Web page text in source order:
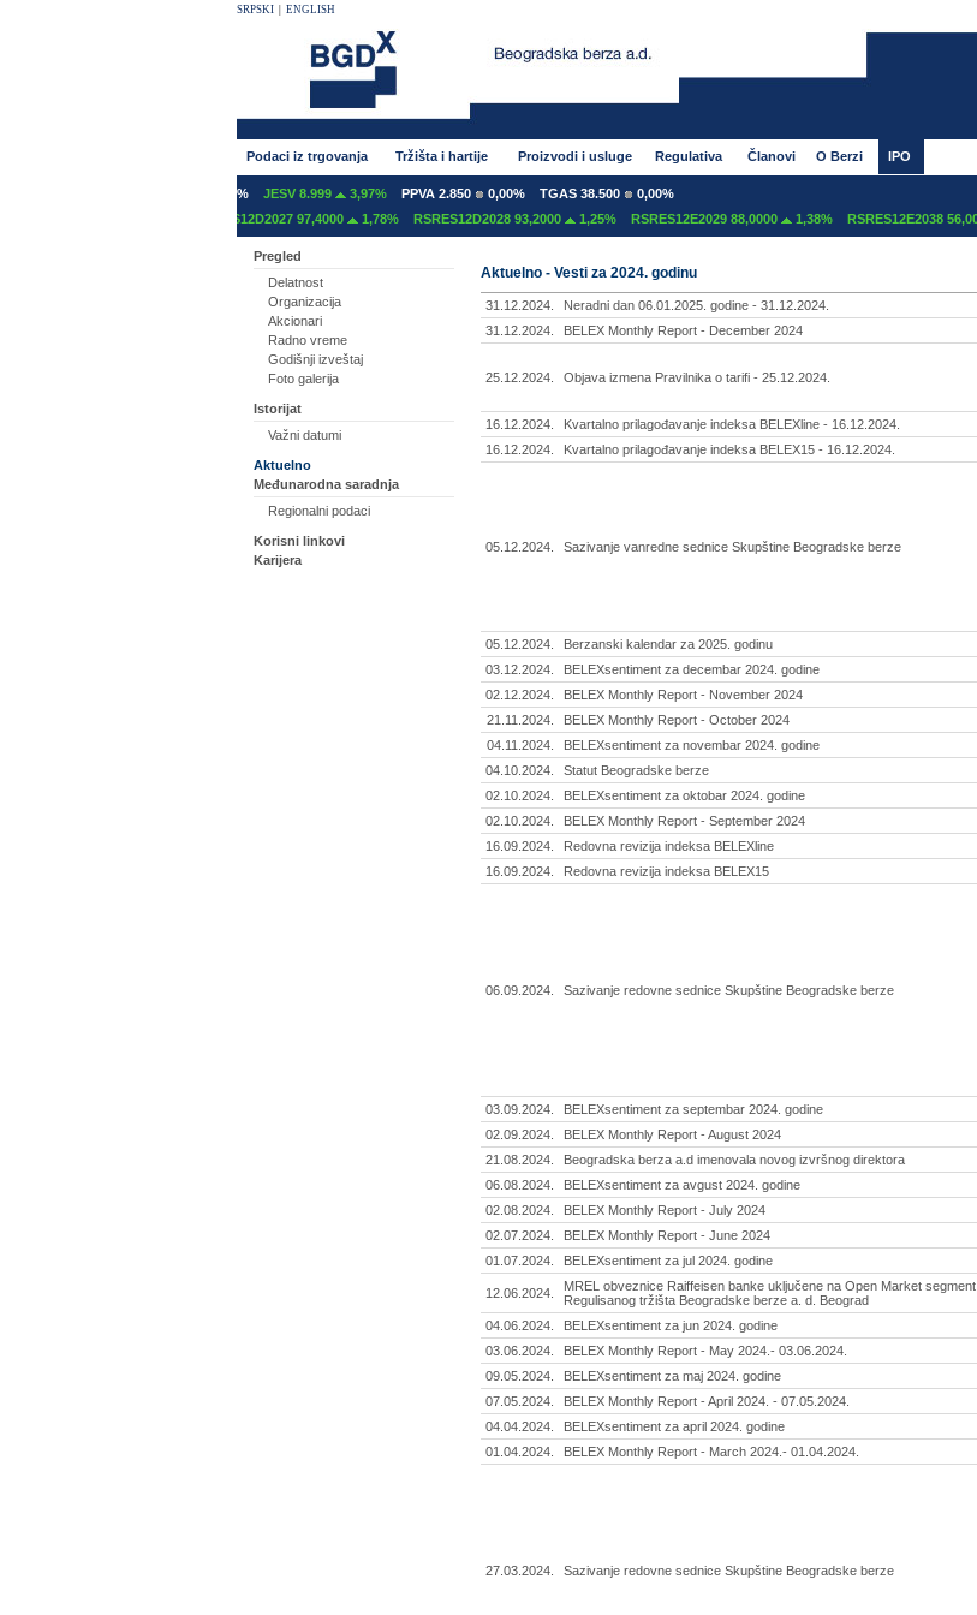
SRPSKI ENGLISH
Podaci iz trgovanja Tržišta i hartije Proizvodi i usluge Regulativa Članovi O Berzi IPO
JESV 8.999 3,97% PPVA 2.850 0,00% TGAS 38.500
0,00%
RSRES12D2027 97,4000 1,78% RSRES12D2028 93,2000 1,25% RSRES12E2029 88,0000 1,38% RSRES12E2038 56,0008
Pregled
Delatnost
Organizacija
Akcionari
Radno vreme
Godišnji izveštaj
Foto galerija
Istorijat
Važni datumi
Aktuelno
Međunarodna saradnja
Regionalni podaci
Korisni linkovi
Karijera
Aktuelno - Vesti za 2024. godinu
31.12.2024. Neradni dan 06.01.2025. godine - 31.12.2024.
31.12.2024.
BELEX Monthly Report - December 2024
25.12.2024. Objava izmena Pravilnika o tarifi - 25.12.2024.
16.12.2024.
Kvartalno prilagođavanje indeksa BELEXline - 16.12.2024.
16.12.2024.
Kvartalno prilagođavanje indeksa BELEX15 - 16.12.2024.
05.12.2024. Sazivanje vanredne sednice Skupštine Beogradske berze
05.12.2024.
Berzanski kalendar za 2025. godinu
03.12.2024.
BELEXsentiment za decembar 2024. godine
02.12.2024.
BELEX Monthly Report - November 2024
21.11.2024.
BELEX Monthly Report - October 2024
04.11.2024.
BELEXsentiment za novembar 2024. godine
04.10.2024.
Statut Beogradske berze
02.10.2024.
BELEXsentiment za oktobar 2024. godine
02.10.2024.
BELEX Monthly Report - September 2024
16.09.2024.
Redovna revizija indeksa BELEXline
16.09.2024.
Redovna revizija indeksa BELEX15
06.09.2024. Sazivanje redovne sednice Skupštine Beogradske berze
03.09.2024.
BELEXsentiment za septembar 2024. godine
02.09.2024.
BELEX Monthly Report - August 2024
21.08.2024.
Beogradska berza a.d imenovala novog izvršnog direktora
06.08.2024.
BELEXsentiment za avgust 2024. godine
02.08.2024.
BELEX Monthly Report - July 2024
02.07.2024.
BELEX Monthly Report - June 2024
01.07.2024.
BELEXsentiment za jul 2024. godine
12.06.2024.
MREL obveznice Raiffeisen banke uključene na Open Market segment
Regulisanog tržišta Beogradske berze a. d. Beograd
04.06.2024. BELEXsentiment za jun 2024. godine
03.06.2024.
BELEX Monthly Report - May 2024.- 03.06.2024.
09.05.2024.
BELEXsentiment za maj 2024. godine
07.05.2024.
BELEX Monthly Report - April 2024. - 07.05.2024.
04.04.2024.
BELEXsentiment za april 2024. godine
01.04.2024.
BELEX Monthly Report - March 2024.- 01.04.2024.
27.03.2024. Sazivanje redovne sednice Skupštine Beogradske berze